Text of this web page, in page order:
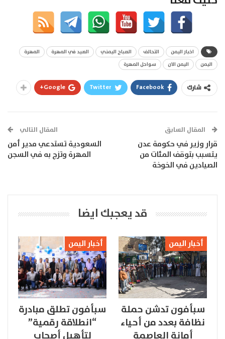
اخبار اليمن التحالف الصباح اليمني الصيد في المهرة
المهرة
اليمن
اليمن الان سواحل المهرة
شارك Facebook
Twitter
Google+
المقال السابق
قرار وزير في حكومة عدن
يتسبب بتوقف المئات من
الصيادين في الخوخة
المقال التالي
السعودية تستدعي مدير أمن
المهرة وتزج به في السجن
قد يعجبك ايضا
أخبار اليمن
سبأفون تدشن حملة
نظافة بعدد من أحياء
أمانة العاصمة
أخبار اليمن
سبأفون تطلق مبادرة
“انطلاقة رقمية”
لتأهيل أصحاب